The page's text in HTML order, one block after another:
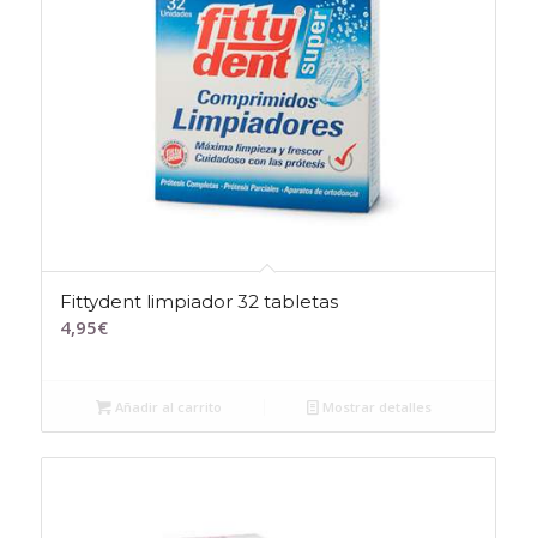
Fittydent limpiador 32 tabletas
4,95€
Añadir al carrito Mostrar detalles